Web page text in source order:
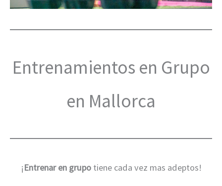
Entrenamientos en Grupo
en Mallorca
¡Entrenar en grupotiene cada vez mas adeptos!